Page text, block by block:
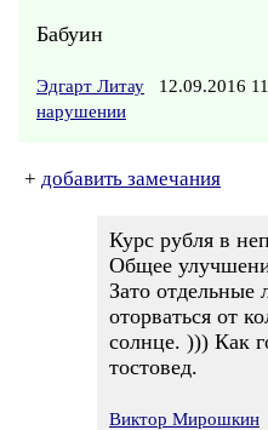
Бабуин
Эдгарт Литау 12.09.2016
нарушении
+ добавить замечания
Курс рубля в
Общее
Зато отдельные
оторваться от
солнце. ))) Как
тостовед.
Виктор Мирошкин